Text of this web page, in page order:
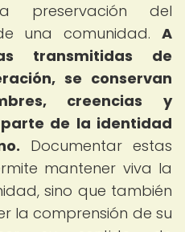
preservación del
una comunidad. A
transmitidas de
se conservan
creencias y
de la identidad
Documentar estas
mantener viva la
sino que también
la comprensión de su